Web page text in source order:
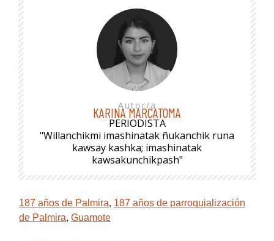
Autor/a
KARINA MARCATOMA
PERIODISTA
"Willanchikmi imashinatak ñukanchik runa
kawsay kashka; imashinatak
kawsakunchikpash"
187 años de Palmira, 187 años de parroquialización
de Palmira, Guamote